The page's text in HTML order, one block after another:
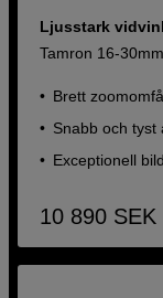
Ljusstark
Tamron 16-
Brett
Snabb och tyst
Exceptionell
10 890 SEK